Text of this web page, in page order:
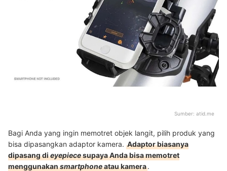
Sumber: atid.me
Bagi Anda yang ingin memotret objek langit, pilih produk yang
bisa dipasangkan adaptor kamera. Adaptor biasanya
dipasang dieyepiecesupaya Anda bisa memotret
menggunakansmartphoneatau kamera.